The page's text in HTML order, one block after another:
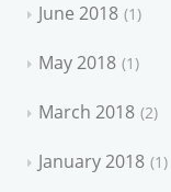
June 2018 1
May 2018 1
March 2018 2
January 2018 1